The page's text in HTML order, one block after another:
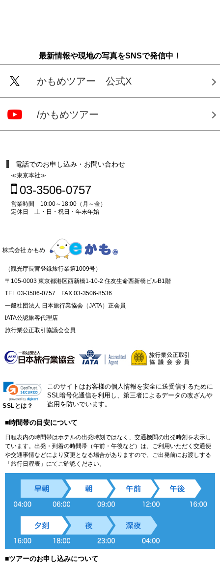
最新情報や現地の写真をSNSで発信中！
かもめツアー 公式X
/かもめツアー
電話でのお申し込み・お問い合わせ
≪東京本社≫
03-3506-0757
営業時間 10:00～18:00（月～金）
定休日 土・日・祝日・年末年始
株式会社 かもめ
（観光庁長官登録旅行業第1009号）
〒105-0003 東京都港区西新橋1-10-2 住友生命西新橋ビルB1階
TEL 03-3506-0757 FAX 03-3506-8536
一般社団法人 日本旅行業協会（JATA）正会員
IATA公認旅客代理店
旅行業公正取引協議会会員
SSLとは？
このサイトはお客様の個人情報を安全に送受信するために
SSL暗号化通信を利用し、第三者によるデータの改ざんや
盗用を防いでいます。
■時間帯の目安について
日程表内の時間帯はホテルの出発時刻ではなく、交通機関の出発時刻を表示し
ています。出発・到着の時間帯（午前・午後など）は、ご利用いただく交通便
や交通事情などにより変更となる場合がありますので、ご出発前にお渡しする
「旅行日程表」にてご確認ください。
■ツアーのお申し込みについて